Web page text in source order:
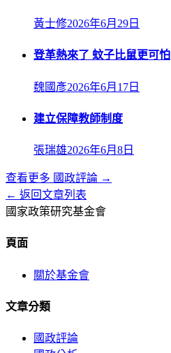
黃士修2026年6月29日
登革熱來了 蚊子比鼠更可怕
魏國彥2026年6月17日
建立保障教師制度
張瑞雄2026年6月8日
查看更多 國政評論 →
← 返回文章列表
國家政策研究基金會
頁面
關於基金會
文章分類
國政評論